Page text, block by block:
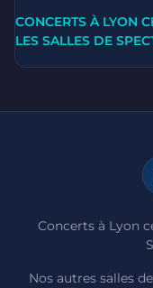
CONCERTS À LYON
LES SALLES DE
Concerts à Lyon
Nos autres salles